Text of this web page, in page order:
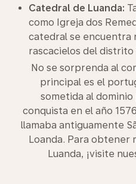
Catedral de Luanda:
como Igreja dos
catedral se encuentra
rascacielos del
No se sorprenda al
principal es el
sometida al
conquista en el año
llamaba antiguamente
Loanda. Para obtener
Luanda, ¡visite